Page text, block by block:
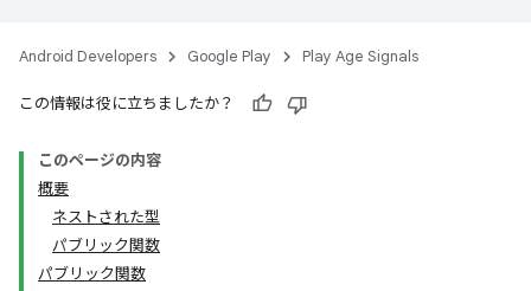
Android Developers Google Play Play Age Signals
この情報は役に立ちましたか？
このページの内容
概要
ネストされた型
パブリック関数
パブリック関数